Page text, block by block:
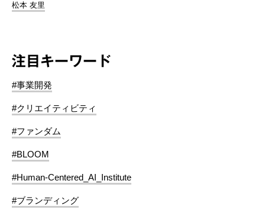
松本 友里
注目キーワード
#事業開発
#クリエイティビティ
#ファンダム
#BLOOM
#Human-Centered_AI_Institute
#ブランディング